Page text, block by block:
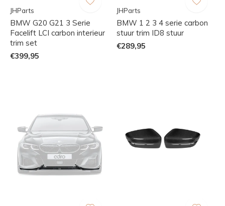
JHParts
BMW G20 G21 3 Serie
Facelift LCI carbon interieur
trim set
€399,95
JHParts
BMW 1 2 3 4 serie carbon
stuur trim ID8 stuur
€289,95